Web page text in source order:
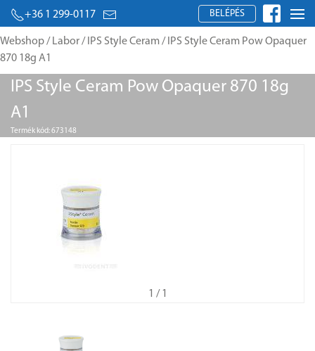
+36 1 299-0117 BELÉPÉS
Webshop/ Labor/ IPS Style Ceram/ IPS Style Ceram Pow Opaquer
870 18g A1
IPS Style Ceram Pow Opaquer 870 18g
A1
Termék kód: 673148
1 / 1